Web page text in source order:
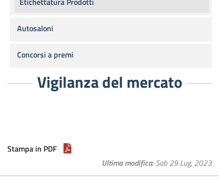
Vigilanza del mercato
Stampa in PDF
Ultima modifica Sab 29 Lug, 2023
Autosaloni
Concorsi a premi